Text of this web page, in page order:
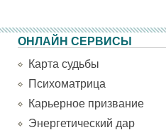
ОНЛАЙН СЕРВИСЫ
Карта судьбы
Психоматрица
Карьерное призвание
Энергетический дар